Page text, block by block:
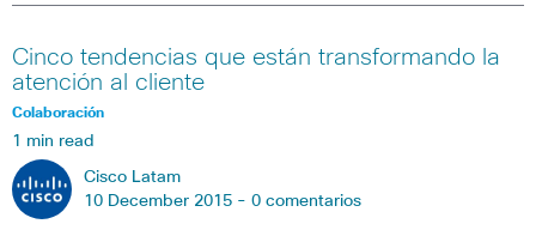
Cinco tendencias que están transformando la
atención al cliente
Colaboración
1 min read
Cisco Latam
10 December 2015 - 0 comentarios